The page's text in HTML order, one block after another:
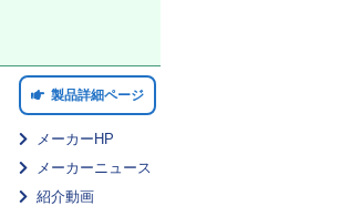
製品詳細ページ
メーカーHP
メーカーニュース
紹介動画